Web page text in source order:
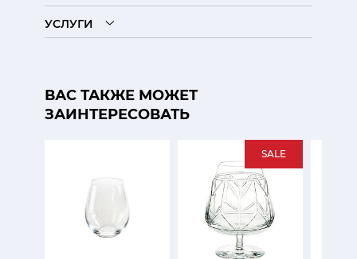
УСЛУГИ
ВАС ТАКЖЕ МОЖЕТ
ЗАИНТЕРЕСОВАТЬ
SALE